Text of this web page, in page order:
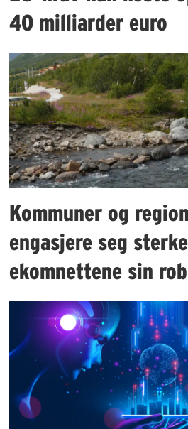
40 milliarder euro
Kommuner og
engasjere seg
ekomnettene sin